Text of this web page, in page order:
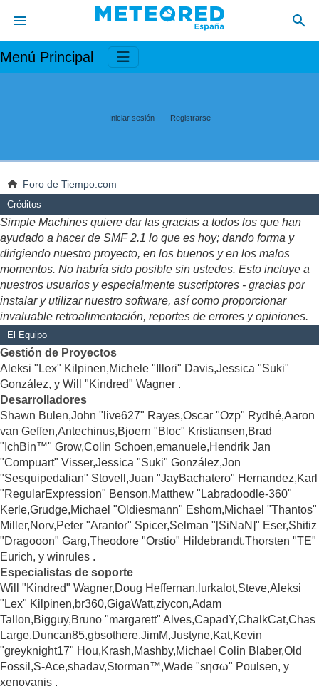
Menú Principal
Iniciar sesión Registrarse
Foro de Tiempo.com
Créditos
Simple Machines quiere dar las gracias a todos los que han
ayudado a hacer de SMF 2.1 lo que es hoy; dando forma y
dirigiendo nuestro proyecto, en los buenos y en los malos
momentos. No habría sido posible sin ustedes. Esto incluye a
nuestros usuarios y especialmente suscriptores - gracias por
instalar y utilizar nuestro software, así como proporcionar
invaluable retroalimentación, reportes de errores y opiniones.
El Equipo
Gestión de Proyectos
Aleksi "Lex" Kilpinen,Michele "Illori" Davis,Jessica "Suki"
González, y Will "Kindred" Wagner .
Desarrolladores
Shawn Bulen,John "live627" Rayes,Oscar "Ozp" Rydhé,Aaron
van Geffen,Antechinus,Bjoern "Bloc" Kristiansen,Brad
"IchBin™" Grow,Colin Schoen,emanuele,Hendrik Jan
"Compuart" Visser,Jessica "Suki" González,Jon
"Sesquipedalian" Stovell,Juan "JayBachatero" Hernandez,Karl
"RegularExpression" Benson,Matthew "Labradoodle-360"
Kerle,Grudge,Michael "Oldiesmann" Eshom,Michael "Thantos"
Miller,Norv,Peter "Arantor" Spicer,Selman "[SiNaN]" Eser,Shitiz
"Dragooon" Garg,Theodore "Orstio" Hildebrandt,Thorsten "TE"
Eurich, y winrules .
Especialistas de soporte
Will "Kindred" Wagner,Doug Heffernan,lurkalot,Steve,Aleksi
"Lex" Kilpinen,br360,GigaWatt,ziycon,Adam
Tallon,Bigguy,Bruno "margarett" Alves,CapadY,ChalkCat,Chas
Large,Duncan85,gbsothere,JimM,Justyne,Kat,Kevin
"greyknight17" Hou,Krash,Mashby,Michael Colin Blaber,Old
Fossil,S-Ace,shadav,Storman™,Wade "sησω" Poulsen, y
xenovanis .